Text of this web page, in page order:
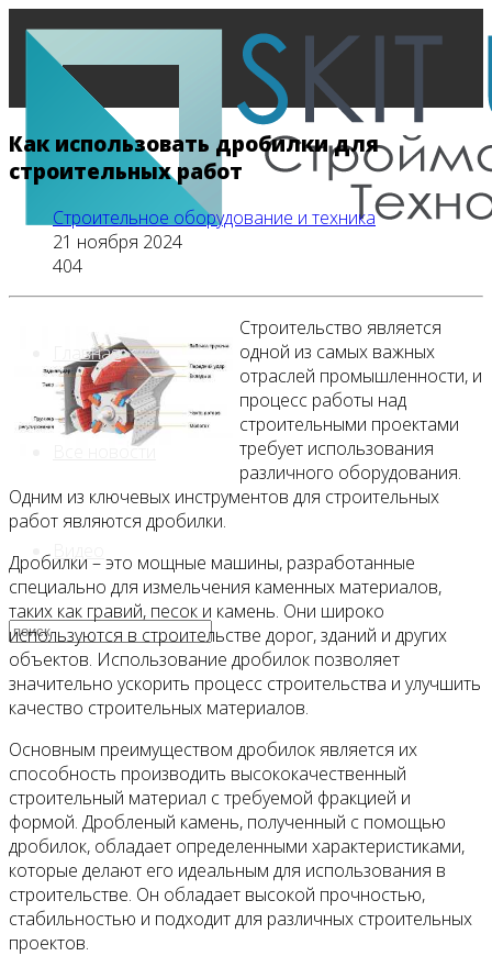
Главная
Все новости
Как использовать дробилки для
строительных работ
Строительное оборудование и техника
21 ноября 2024
404
Строительство является
одной из самых важных
отраслей промышленности, и
процесс работы над
строительными проектами
требует использования
различного оборудования.
Одним из ключевых инструментов для строительных
работ являются дробилки.
Дробилки – это мощные машины, разработанные
специально для измельчения каменных материалов,
таких как гравий, песок и камень. Они широко
используются в строительстве дорог, зданий и других
объектов. Использование дробилок позволяет
значительно ускорить процесс строительства и улучшить
качество строительных материалов.
Основным преимуществом дробилок является их
способность производить высококачественный
строительный материал с требуемой фракцией и
формой. Дробленый камень, полученный с помощью
дробилок, обладает определенными характеристиками,
которые делают его идеальным для использования в
строительстве. Он обладает высокой прочностью,
стабильностью и подходит для различных строительных
проектов.